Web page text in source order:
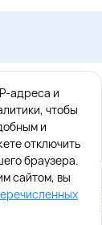
Восток - Запад
камеру и
бесплатное
адреса и
чтобы
и
отключить
браузера.
сайтом, вы